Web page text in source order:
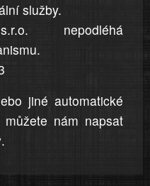
služby.
nepodléhá
jiné automatické
nám napsat